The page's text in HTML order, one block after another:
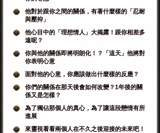
他對於跟你之間的關係，有著什麼樣的「忍耐
與壓抑」
他心目中的「理想情人」大揭露！跟你相差多
遠呢？
你與他的關係即將明朗化！？「這天」他將對
你表明心意
面對他的心意，你應該做出什麼樣的反應？
你們的關係在那天後會如何改變？1年後的關
係又是怎樣？
為了獨佔那個人的真心，為了讓這段戀情有所
進展
來靈視看看兩個人在不久之後迎接的未來吧！